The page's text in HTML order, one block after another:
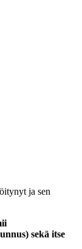
ja sen
sekä itse